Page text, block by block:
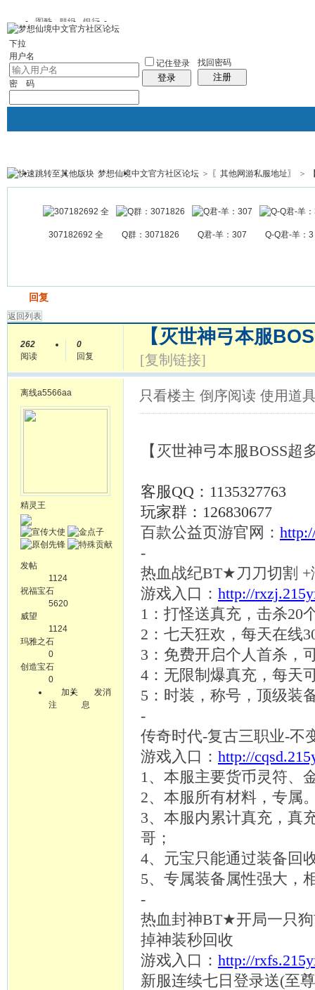
图酷 群组 银行
下拉
用户名
密 码
记住登录
登录
找回密码
注册
银行 群组聚合 我的空间
帖子
梦想仙境中文官方社区论坛 > 〖其他网游私服地址〗 >
307182692 全 Q群：3071826 Q君-羊：307 Q-Q君-羊：3
回复
返回列表
262
阅读
0
回复
【灭世神弓本服
[复制链接]
离线a5566aa
精灵王
发帖
1124
祝福宝石
5620
威望
1124
玛雅之石
0
创造宝石
0
加关
注
发消
息
只看楼主 倒序阅读 使用道
【灭世神弓本服BOSS超
客服QQ：1135327763
玩家群： 126830677
百款公益页游官网：
-
热血战纪BT★刀刀切割 +
游戏入口： http://
1：打怪送真充，击杀20
2：七天狂欢，每天在线
3：免费开启个人首杀，
4：无限制爆真充，每天
5：时装，称号，顶级装
-
传奇时代-复古三职业-不
游戏入口： http://
1、本服主要货币灵符、
2、本服所有材料，专属
3、本服内累计真充，真
哥；
4、元宝只能通过装备回
5、专属装备属性强大，
-
热血封神BT★开局一只狗
掉神装秒回收
游戏入口： http://
新服连续七日登录送(至